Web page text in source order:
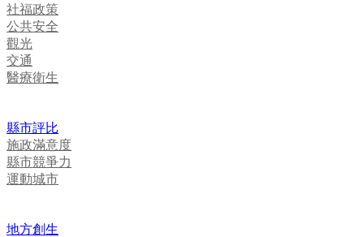
社福政策
公共安全
觀光
交通
醫療衛生
縣市評比
施政滿意度
縣市競爭力
運動城市
地方創生